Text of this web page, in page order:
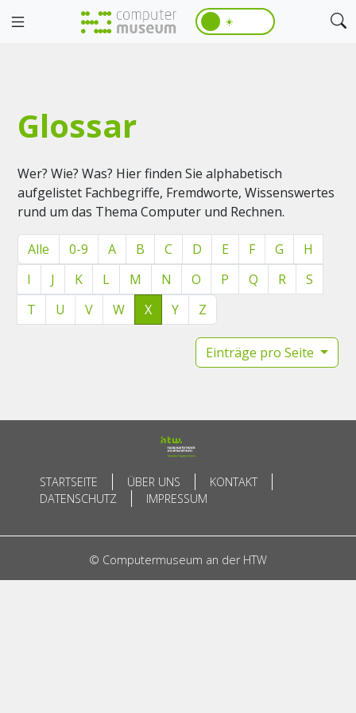
☀️
Glossar
Wer? Wie? Was? Hier finden Sie alphabetisch
aufgelistet Fachbegriffe, Fremdworte, Wissenswertes
rund um das Thema Computer und Rechnen.
Alle 0-9 A B C D E F G
H
I
J K L M N O P Q R
S
T
U V W X Y Z
Einträge pro Seite
STARTSEITE ÜBER UNS
KONTAKT
DATENSCHUTZ
IMPRESSUM
© Computermuseum an der HTW